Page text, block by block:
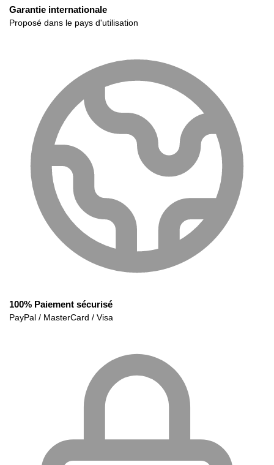
Garantie internationale
Proposé dans le pays d'utilisation
100% Paiement sécurisé
PayPal / MasterCard / Visa